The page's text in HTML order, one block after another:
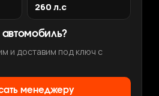
260 л.с
автомобиль?
и доставим под ключ с
менеджеру